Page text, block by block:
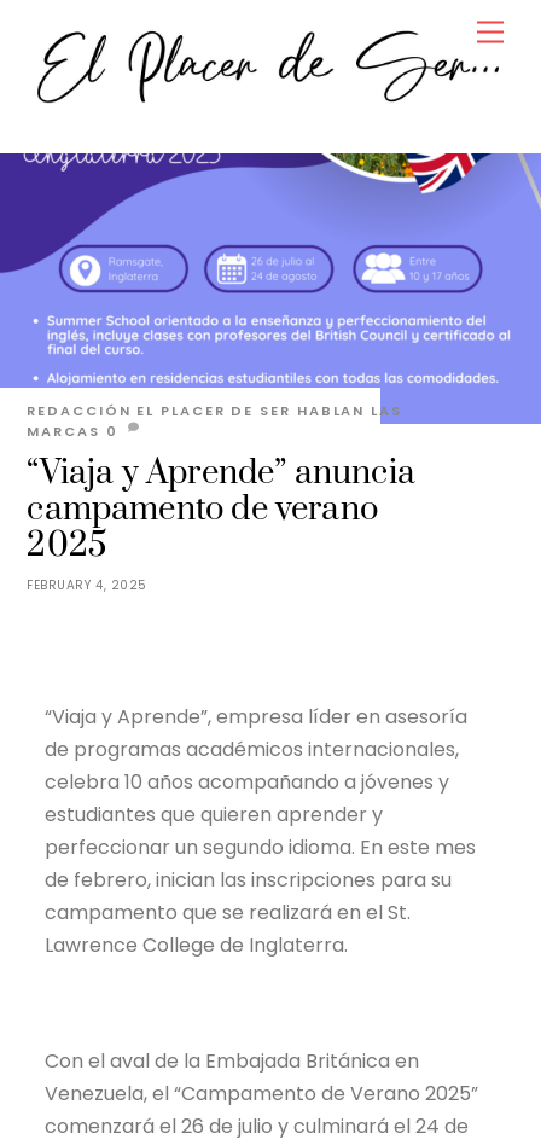
content
FEBRUARY 4, 2025
“Viaja y Aprende” anuncia
campamento de verano
2025
REDACCIÓN EL PLACER DE SER HABLAN LAS
MARCAS 0
“Viaja y Aprende”, empresa líder en asesoría
de programas académicos internacionales,
celebra 10 años acompañando a jóvenes y
estudiantes que quieren aprender y
perfeccionar un segundo idioma. En este mes
de febrero, inician las inscripciones para su
campamento que se realizará en el St.
Lawrence College de Inglaterra.
Con el aval de la Embajada Británica en
Venezuela, el “Campamento de Verano 2025”
comenzará el 26 de julio y culminará el 24 de